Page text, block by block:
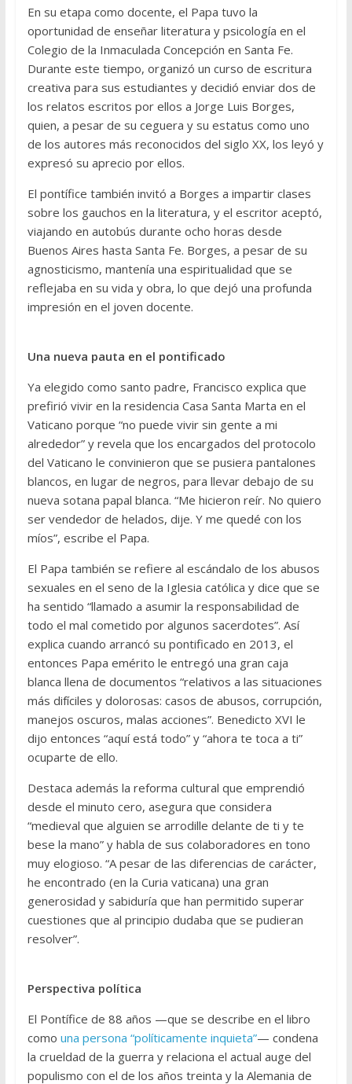
En su etapa como docente, el Papa tuvo la
oportunidad de enseñar literatura y psicología en el
Colegio de la Inmaculada Concepción en Santa Fe.
Durante este tiempo, organizó un curso de escritura
creativa para sus estudiantes y decidió enviar dos de
los relatos escritos por ellos a Jorge Luis Borges,
quien, a pesar de su ceguera y su estatus como uno
de los autores más reconocidos del siglo XX, los leyó y
expresó su aprecio por ellos.
El pontífice también invitó a Borges a impartir clases
sobre los gauchos en la literatura, y el escritor aceptó,
viajando en autobús durante ocho horas desde
Buenos Aires hasta Santa Fe. Borges, a pesar de su
agnosticismo, mantenía una espiritualidad que se
reflejaba en su vida y obra, lo que dejó una profunda
impresión en el joven docente.
Una nueva pauta en el pontificado
Ya elegido como santo padre, Francisco explica que
prefirió vivir en la residencia Casa Santa Marta en el
Vaticano porque “no puede vivir sin gente a mi
alrededor” y revela que los encargados del protocolo
del Vaticano le convinieron que se pusiera pantalones
blancos, en lugar de negros, para llevar debajo de su
nueva sotana papal blanca. “Me hicieron reír. No quiero
ser vendedor de helados, dije. Y me quedé con los
míos”, escribe el Papa.
El Papa también se refiere al escándalo de los abusos
sexuales en el seno de la Iglesia católica y dice que se
ha sentido “llamado a asumir la responsabilidad de
todo el mal cometido por algunos sacerdotes”. Así
explica cuando arrancó su pontificado en 2013, el
entonces Papa emérito le entregó una gran caja
blanca llena de documentos “relativos a las situaciones
más difíciles y dolorosas: casos de abusos, corrupción,
manejos oscuros, malas acciones”. Benedicto XVI le
dijo entonces “aquí está todo” y “ahora te toca a ti”
ocuparte de ello.
Destaca además la reforma cultural que emprendió
desde el minuto cero, asegura que considera
“medieval que alguien se arrodille delante de ti y te
bese la mano” y habla de sus colaboradores en tono
muy elogioso. “A pesar de las diferencias de carácter,
he encontrado (en la Curia vaticana) una gran
generosidad y sabiduría que han permitido superar
cuestiones que al principio dudaba que se pudieran
resolver”.
Perspectiva política
El Pontífice de 88 años —que se describe en el libro
como una persona “políticamente inquieta”— condena
la crueldad de la guerra y relaciona el actual auge del
populismo con el de los años treinta y la Alemania de